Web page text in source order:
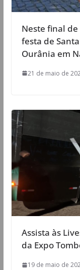
Neste final
festa de
Ourânia em
21 de maio de
Assista às
da Expo
19 de maio de